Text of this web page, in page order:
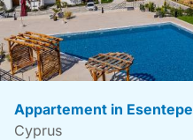
Appartement in Esentepe
Cyprus